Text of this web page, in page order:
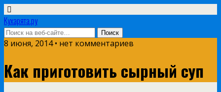
Кухарята.ру
8 июня, 2014 • нет комментариев
Как приготовить сырный суп